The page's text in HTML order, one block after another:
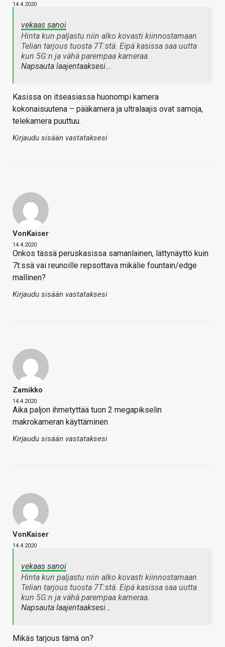
14.4.2020
vekaas sanoi
Hinta kun paljastu niin alko kovasti kiinnostamaan
Telian tarjous tuosta 7T:stä. Eipä kasissa saa uutta
kun 5G:n ja vähä parempaa kameraa.
Napsauta laajentaaksesi…
Kasissa on itseasiassa huonompi kamera
kokonaisuutena – pääkamera ja ultralaajis ovat samoja,
telekamera puuttuu.
Kirjaudu sisään vastataksesi
VonKaiser
14.4.2020
Onkos tässä peruskasissa samanlainen, lättynäyttö kuin
7t:ssä vai reunoille repsottava mikälie fountain/edge
mallinen?
Kirjaudu sisään vastataksesi
Zamikko
14.4.2020
Aika paljon ihmetyttää tuon 2 megapikselin
makrokameran käyttäminen
Kirjaudu sisään vastataksesi
VonKaiser
14.4.2020
vekaas sanoi
Hinta kun paljastu niin alko kovasti kiinnostamaan
Telian tarjous tuosta 7T:stä. Eipä kasissa saa uutta
kun 5G:n ja vähä parempaa kameraa.
Napsauta laajentaaksesi…
Mikäs tarjous tämä on?